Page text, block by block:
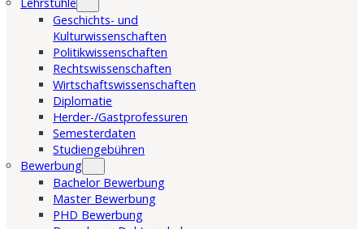
Geschichts- und
Kulturwissenschaften
Politikwissenschaften
Rechtswissenschaften
Wirtschaftswissenschaften
Diplomatie
Herder-/Gastprofessuren
Semesterdaten
Studiengebühren
Bewerbung
Bachelor Bewerbung
Master Bewerbung
PHD Bewerbung